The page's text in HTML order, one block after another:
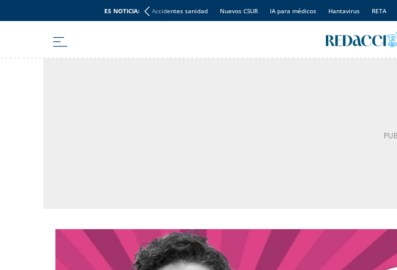
ES NOTICIA: Accidentes sanidad Nuevos CSUR IA para médicos Hantavirus RETA